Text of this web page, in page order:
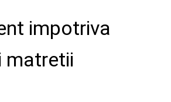
impotriva
matretii